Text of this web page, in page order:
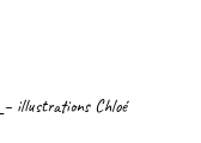
– illustrations Chloé